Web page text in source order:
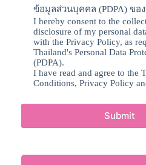
ข้อมูลส่วนบุคคล (PDPA) ขอ
I hereby consent to the
disclosure of my personal
with the Privacy Policy, as
Thailand's Personal Data
(PDPA).
I have read and agree to the
Conditions, Privacy Policy
Submit